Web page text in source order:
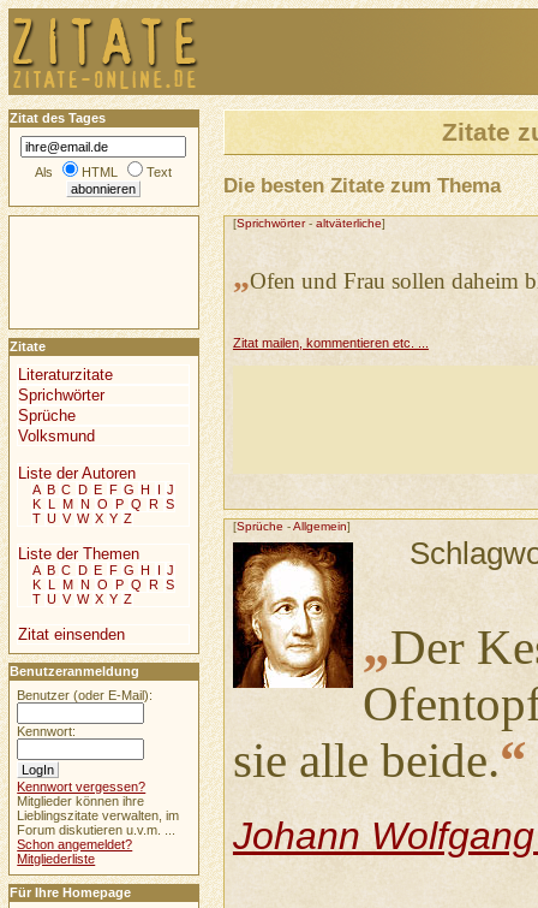
Zitate
Die besten Zitate zum Thema
[Sprichwörter- altväterliche]
„Ofen und Frau sollen daheim
Zitat mailen, kommentieren etc. ...
[Sprüche -Allgemein]
„Der
sie alle beide.“
Johann
Zitat des Tages
Als HTML Text
Zitate
Literaturzitate
Sprichwörter
Sprüche
Volksmund
Liste der Autoren
A B C D E F G H I J
K L M N O P Q R S
T U V W X Y Z
Liste der Themen
A B C D E F G H I J
K L M N O P Q R S
T U V W X Y Z
Zitat einsenden
Benutzeranmeldung
Benutzer (oder E-Mail):
Kennwort:
Kennwort vergessen?
Mitglieder können ihre
Lieblingszitate verwalten, im
Forum diskutieren u.v.m. ...
Schon angemeldet?
Mitgliederliste
Für Ihre Homepage